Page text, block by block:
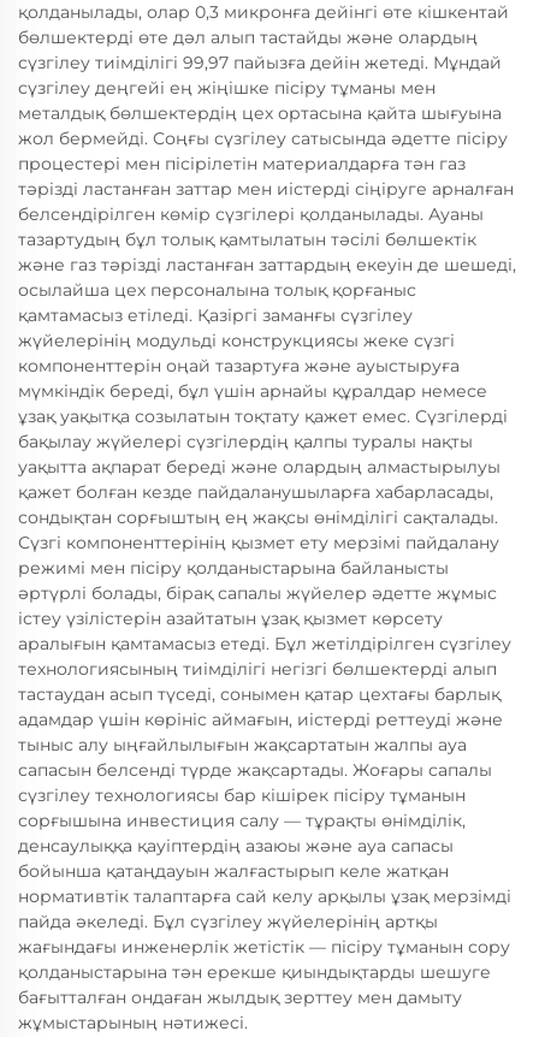
қолданылады, олар 0,3 микронға дейінгі өте кішкентай
бөлшектерді өте дәл алып тастайды және олардың
сүзгілеу тиімділігі 99,97 пайызға дейін жетеді. Мұндай
сүзгілеу деңгейі ең жіңішке пісіру тұманы мен
металдық бөлшектердің цех ортасына қайта шығуына
жол бермейді. Соңғы сүзгілеу сатысында әдетте пісіру
процестері мен пісірілетін материалдарға тән газ
тәрізді ластанған заттар мен иістерді сіңіруге арналған
белсендірілген көмір сүзгілері қолданылады. Ауаны
тазартудың бұл толық қамтылатын тәсілі бөлшектік
және газ тәрізді ластанған заттардың екеуін де шешеді,
осылайша цех персоналына толық қорғаныс
қамтамасыз етіледі. Қазіргі заманғы сүзгілеу
жүйелерінің модульді конструкциясы жеке сүзгі
компоненттерін оңай тазартуға және ауыстыруға
мүмкіндік береді, бұл үшін арнайы құралдар немесе
ұзақ уақытқа созылатын тоқтату қажет емес. Сүзгілерді
бақылау жүйелері сүзгілердің қалпы туралы нақты
уақытта ақпарат береді және олардың алмастырылуы
қажет болған кезде пайдаланушыларға хабарласады,
сондықтан сорғыштың ең жақсы өнімділігі сақталады.
Сүзгі компоненттерінің қызмет ету мерзімі пайдалану
режимі мен пісіру қолданыстарына байланысты
әртүрлі болады, бірақ сапалы жүйелер әдетте жұмыс
істеу үзілістерін азайтатын ұзақ қызмет көрсету
аралығын қамтамасыз етеді. Бұл жетілдірілген сүзгілеу
технологиясының тиімділігі негізгі бөлшектерді алып
тастаудан асып түседі, сонымен қатар цехтағы барлық
адамдар үшін көрініс аймағын, иістерді реттеуді және
тыныс алу ыңғайлылығын жақсартатын жалпы ауа
сапасын белсенді түрде жақсартады. Жоғары сапалы
сүзгілеу технологиясы бар кішірек пісіру тұманын
сорғышына инвестиция салу — тұрақты өнімділік,
денсаулыққа қауіптердің азаюы және ауа сапасы
бойынша қатаңдауын жалғастырып келе жатқан
нормативтік талаптарға сай келу арқылы ұзақ мерзімді
пайда әкеледі. Бұл сүзгілеу жүйелерінің артқы
жағындағы инженерлік жетістік — пісіру тұманын сору
қолданыстарына тән ерекше қиындықтарды шешуге
бағытталған ондаған жылдық зерттеу мен дамыту
жұмыстарының нәтижесі.